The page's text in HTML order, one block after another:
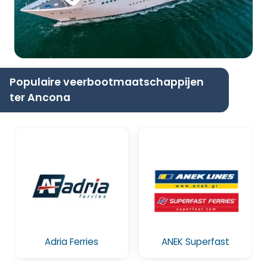
Populaire veerbootmaatschappijen
ter Ancona
Adria Ferries ANEK Superfast